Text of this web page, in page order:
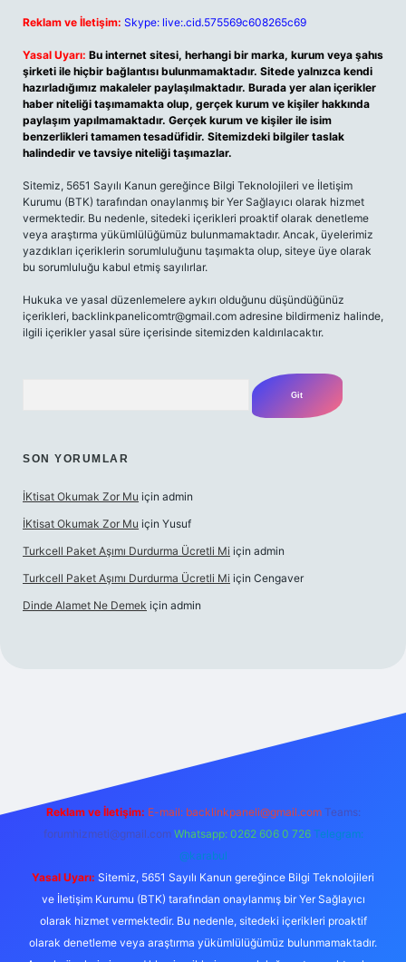
Reklam ve İletişim: Skype: live:.cid.575569c608265c69
Yasal Uyarı: Bu internet sitesi, herhangi bir marka, kurum veya şahıs
şirketi ile hiçbir bağlantısı bulunmamaktadır. Sitede yalnızca kendi
hazırladığımız makaleler paylaşılmaktadır. Burada yer alan içerikler
haber niteliği taşımamakta olup, gerçek kurum ve kişiler hakkında
paylaşım yapılmamaktadır. Gerçek kurum ve kişiler ile isim
benzerlikleri tamamen tesadüfidir. Sitemizdeki bilgiler taslak
halindedir ve tavsiye niteliği taşımazlar.
Sitemiz, 5651 Sayılı Kanun gereğince Bilgi Teknolojileri ve İletişim
Kurumu (BTK) tarafından onaylanmış bir Yer Sağlayıcı olarak hizmet
vermektedir. Bu nedenle, sitedeki içerikleri proaktif olarak denetleme
veya araştırma yükümlülüğümüz bulunmamaktadır. Ancak, üyelerimiz
yazdıkları içeriklerin sorumluluğunu taşımakta olup, siteye üye olarak
bu sorumluluğu kabul etmiş sayılırlar.
Hukuka ve yasal düzenlemelere aykırı olduğunu düşündüğünüz
içerikleri, backlinkpanelicomtr@gmail.com adresine bildirmeniz halinde,
ilgili içerikler yasal süre içerisinde sitemizden kaldırılacaktır.
SON YORUMLAR
İKtisat Okumak Zor Mu için admin
İKtisat Okumak Zor Mu için Yusuf
Turkcell Paket Aşımı Durdurma Ücretli Mi için admin
Turkcell Paket Aşımı Durdurma Ücretli Mi için Cengaver
Dinde Alamet Ne Demek için admin
Reklam ve İletişim: E-mail: backlinkpaneli@gmail.com Teams:
forumhizmeti@gmail.com Whatsapp: 0262 606 0 726 Telegram:
@karabul
Yasal Uyarı: Sitemiz, 5651 Sayılı Kanun gereğince Bilgi Teknolojileri
ve İletişim Kurumu (BTK) tarafından onaylanmış bir Yer Sağlayıcı
olarak hizmet vermektedir. Bu nedenle, sitedeki içerikleri proaktif
olarak denetleme veya araştırma yükümlülüğümüz bulunmamaktadır.